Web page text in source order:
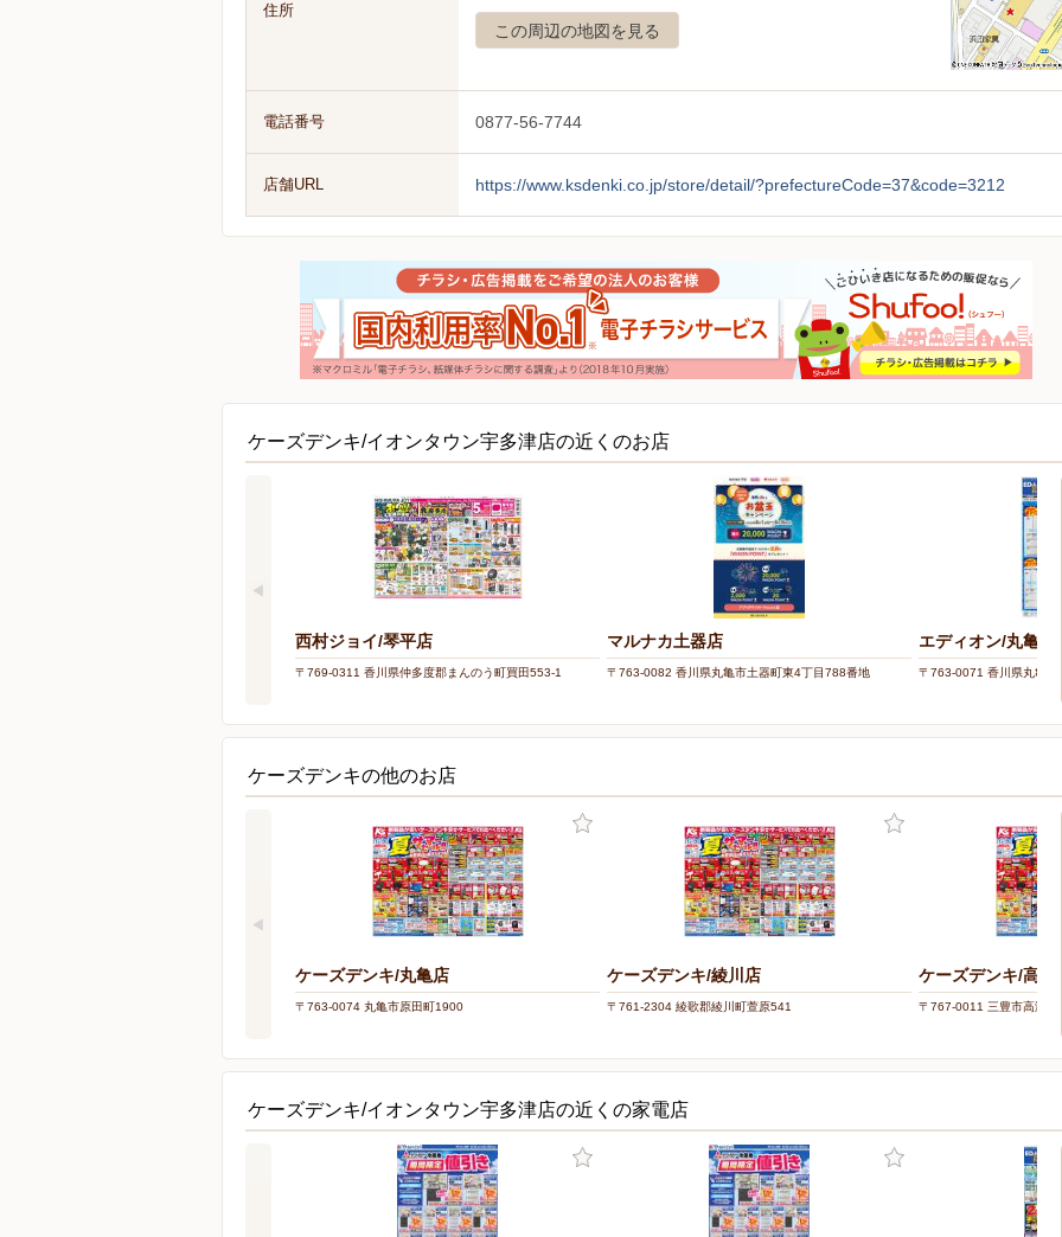
住所
この周辺の地図を見る
電話番号 0877-56-7744
店舗URL https://www.ksdenki.co.jp/store/detail/?prefectureCode=37&code=3212
ケーズデンキ/イオンタウン宇多津店の近くのお店
西村ジョイ/琴平店
〒769-0311 香川県仲多度郡まんのう町買田553-1
マルナカ土器店
〒763-0082 香川県丸亀市土器町東4丁目788番地
エディオン/丸亀店
〒763-0071 香川県丸亀市
ケーズデンキの他のお店
ケーズデンキ/丸亀店
〒763-0074 丸亀市原田町1900
ケーズデンキ/綾川店
〒761-2304 綾歌郡綾川町萱原541
ケーズデンキ/高瀬店
〒767-0011 三豊市高瀬町
ケーズデンキ/イオンタウン宇多津店の近くの家電店